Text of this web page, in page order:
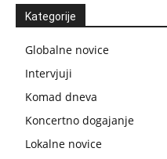
Kategorije
Globalne novice
Intervjuji
Komad dneva
Koncertno dogajanje
Lokalne novice